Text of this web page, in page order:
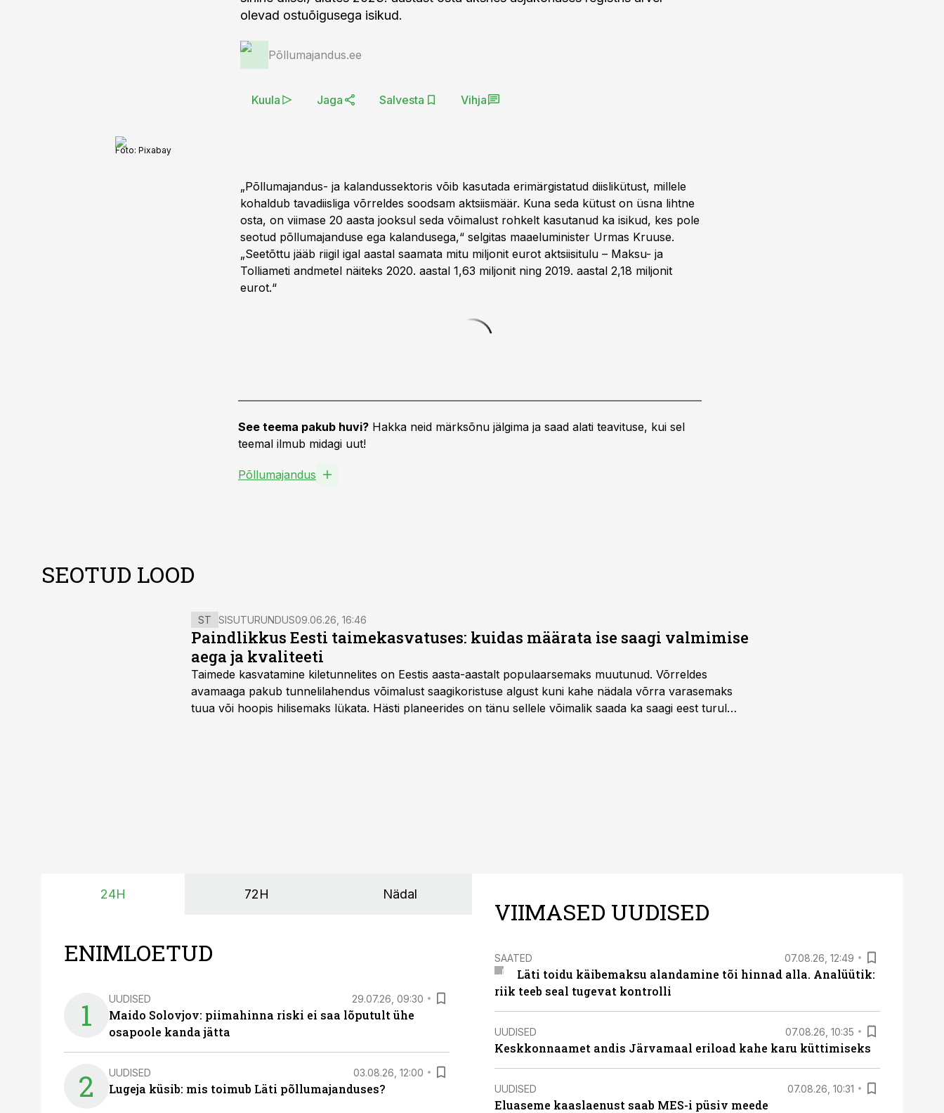
olevad ostuõigusega isikud.
Põllumajandus.ee
Kuula Jaga Salvesta Vihja
Foto: Pixabay
„Põllumajandus- ja kalandussektoris võib kasutada erimärgistatud diislikütust, millele
kohaldub tavadiisliga võrreldes soodsam aktsiismäär. Kuna seda kütust on üsna lihtne
osta, on viimase 20 aasta jooksul seda võimalust rohkelt kasutanud ka isikud, kes pole
seotud põllumajanduse ega kalandusega,“ selgitas maaeluminister Urmas Kruuse.
„Seetõttu jääb riigil igal aastal saamata mitu miljonit eurot aktsiisitulu – Maksu- ja
Tolliameti andmetel näiteks 2020. aastal 1,63 miljonit ning 2019. aastal 2,18 miljonit
eurot.“
See teema pakub huvi? Hakka neid märksõnu jälgima ja saad alati teavituse, kui sel
teemal ilmub midagi uut!
Põllumajandus
SEOTUD LOOD
ST SISUTURUNDUS09.06.26, 16:46
Paindlikkus Eesti taimekasvatuses: kuidas määrata ise saagi valmimise
aega ja kvaliteeti
Taimede kasvatamine kiletunnelites on Eestis aasta-aastalt populaarsemaks muutunud. Võrreldes
avamaaga pakub tunnelilahendus võimalust saagikoristuse algust kuni kahe nädala võrra varasemaks
tuua või hoopis hilisemaks lükata. Hästi planeerides on tänu sellele võimalik saada ka saagi eest turul
24H 72H Nädal
ENIMLOETUD
1 UUDISED 29.07.26, 09:30
Maido Solovjov: piimahinna riski ei saa lõputult ühe
osapoole kanda jätta
2 UUDISED 03.08.26, 12:00
Lugeja küsib: mis toimub Läti põllumajanduses?
VIIMASED UUDISED
SAATED 07.08.26, 12:49
Läti toidu käibemaksu alandamine tõi hinnad alla. Analüütik:
riik teeb seal tugevat kontrolli
UUDISED 07.08.26, 10:35
Keskkonnaamet andis Järvamaal eriload kahe karu küttimiseks
UUDISED 07.08.26, 10:31
Eluaseme kaaslaenust saab MES-i püsiv meede